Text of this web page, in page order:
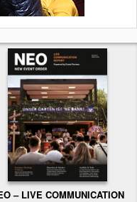
– LIVE COMMUNICATION